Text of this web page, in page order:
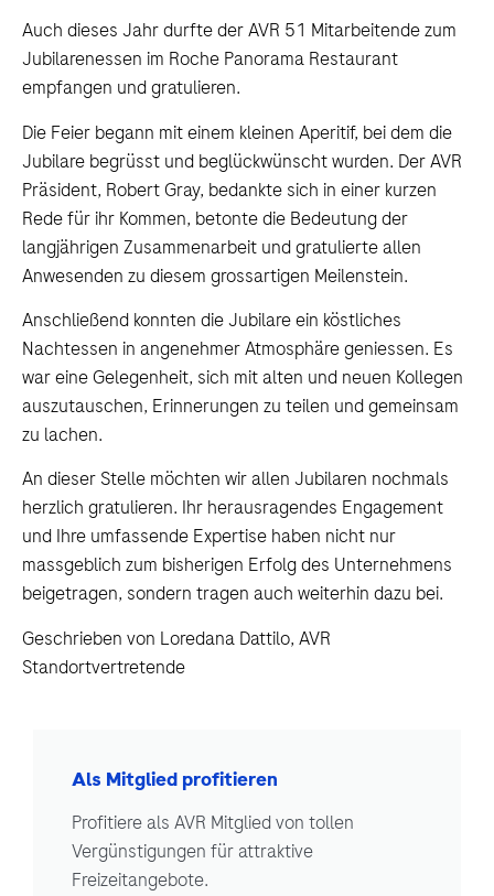
Auch dieses Jahr durfte der AVR 51 Mitarbeitende zum
Jubilarenessen im Roche Panorama Restaurant
empfangen und gratulieren.
Die Feier begann mit einem kleinen Aperitif, bei dem die
Jubilare begrüsst und beglückwünscht wurden. Der AVR
Präsident, Robert Gray, bedankte sich in einer kurzen
Rede für ihr Kommen, betonte die Bedeutung der
langjährigen Zusammenarbeit und gratulierte allen
Anwesenden zu diesem grossartigen Meilenstein.
Anschließend konnten die Jubilare ein köstliches
Nachtessen in angenehmer Atmosphäre geniessen. Es
war eine Gelegenheit, sich mit alten und neuen Kollegen
auszutauschen, Erinnerungen zu teilen und gemeinsam
zu lachen.
An dieser Stelle möchten wir allen Jubilaren nochmals
herzlich gratulieren. Ihr herausragendes Engagement
und Ihre umfassende Expertise haben nicht nur
massgeblich zum bisherigen Erfolg des Unternehmens
beigetragen, sondern tragen auch weiterhin dazu bei.
Geschrieben von Loredana Dattilo, AVR
Standortvertretende
Als Mitglied profitieren
Profitiere als AVR Mitglied von tollen
Vergünstigungen für attraktive
Freizeitangebote.